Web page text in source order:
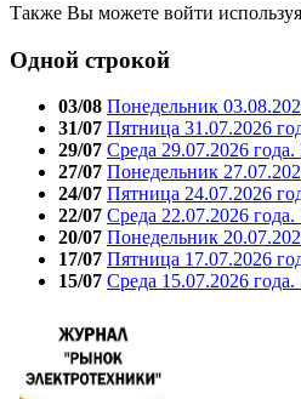
Также Вы можете войти
Одной строкой
03/08 Понедельник
31/07 Пятница 31.07.2026
29/07 Среда 29.07.2026
27/07 Понедельник
24/07 Пятница 24.07.2026
22/07 Среда 22.07.2026
20/07 Понедельник
17/07 Пятница 17.07.2026
15/07 Среда 15.07.2026 года.